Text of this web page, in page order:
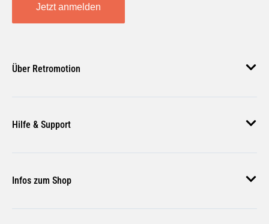
Jetzt anmelden
Über Retromotion
Unsere Jobs
Magazin
Hilfe & Support
Zahlungsmethoden
Versand & Lieferung
Infos zum Shop